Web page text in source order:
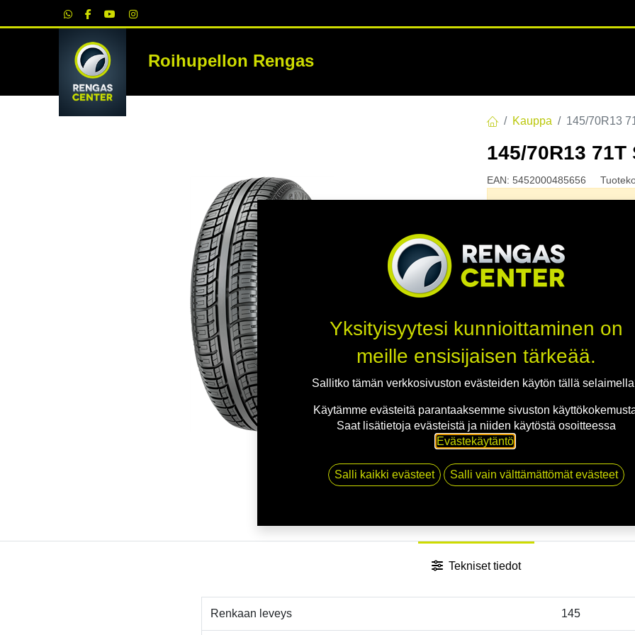
Roihupellon RengasRENKAAT
Kauppa 145/70R13
145/70R13 71T
EAN: 5452000485656
Jaa
Toimitusehdot
Tekniset tiedot
Renkaan leveys 145
Yksityisyytesi kunnioittaminen on
meille ensisijaisen tärkeää.
Sallitko tämän verkkosivuston evästeiden käytön tällä
Käytämme evästeitä parantaaksemme sivuston
Saat lisätietoja evästeistä ja niiden käytöstä osoitteessa
Evästekäytäntö.
Salli kaikki evästeet Salli vain välttämättömät evästeet